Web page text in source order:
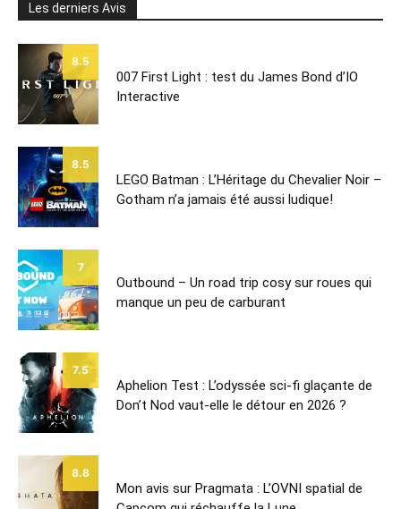
Les derniers Avis
8.5
007 First Light : test du James Bond d’IO
Interactive
8.5
LEGO Batman : L’Héritage du Chevalier Noir –
Gotham n’a jamais été aussi ludique!
7
Outbound – Un road trip cosy sur roues qui
manque un peu de carburant
7.5
Aphelion Test : L’odyssée sci-fi glaçante de
Don’t Nod vaut-elle le détour en 2026 ?
8.8
Mon avis sur Pragmata : L’OVNI spatial de